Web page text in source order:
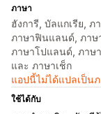
ภาษา
ฮังการี, บัลแกเรีย, ภ
ภาษาฟินแลนด์, ภาษ
ภาษาโปแลนด์, ภาษ
และ ภาษาเช็ก
แอปนี้ไม่ได้แปลเป็น
ใช้ได้กับ